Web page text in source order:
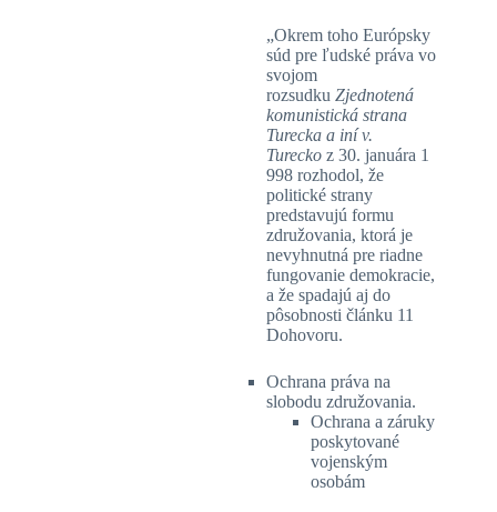
„Okrem toho Európsky
súd pre ľudské práva vo
svojom
rozsudku Zjednotená
komunistická strana
Turecka a iní v.
Turecko z 30. januára 1
998 rozhodol, že
politické strany
predstavujú formu
združovania, ktorá je
nevyhnutná pre riadne
fungovanie demokracie,
a že spadajú aj do
pôsobnosti článku 11
Dohovoru.
Ochrana práva na
slobodu združovania.
Ochrana a záruky
poskytované
vojenským
osobám